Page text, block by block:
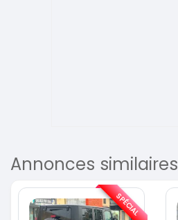
Annonces similaires
SPÉCIAL